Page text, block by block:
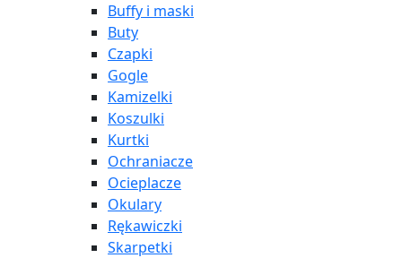
Buffy i maski
Buty
Czapki
Gogle
Kamizelki
Koszulki
Kurtki
Ochraniacze
Ocieplacze
Okulary
Rękawiczki
Skarpetki